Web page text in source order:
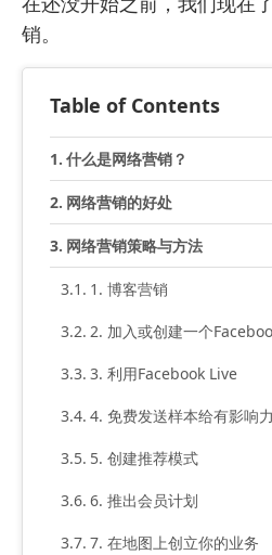
销。
Table of Contents
什么是网络营销？
网络营销的好处
网络营销策略与方法
1. 博客营销
2. 加入或创建一个
3. 利用Facebook Live
4. 免费发送样本给有影响
5. 创建推荐模式
6. 推出会员计划
7. 在地图上创立你的业务